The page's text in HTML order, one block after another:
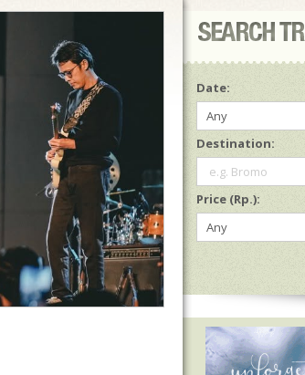
Date:
Any
Destination:
e.g. Bromo
Price (Rp.):
Any